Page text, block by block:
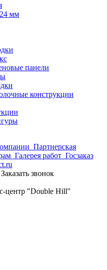
мм
панели
конструкции
Партнерская
Галерея работ Госзаказ
Заказать звонок
центр "Double Hill"